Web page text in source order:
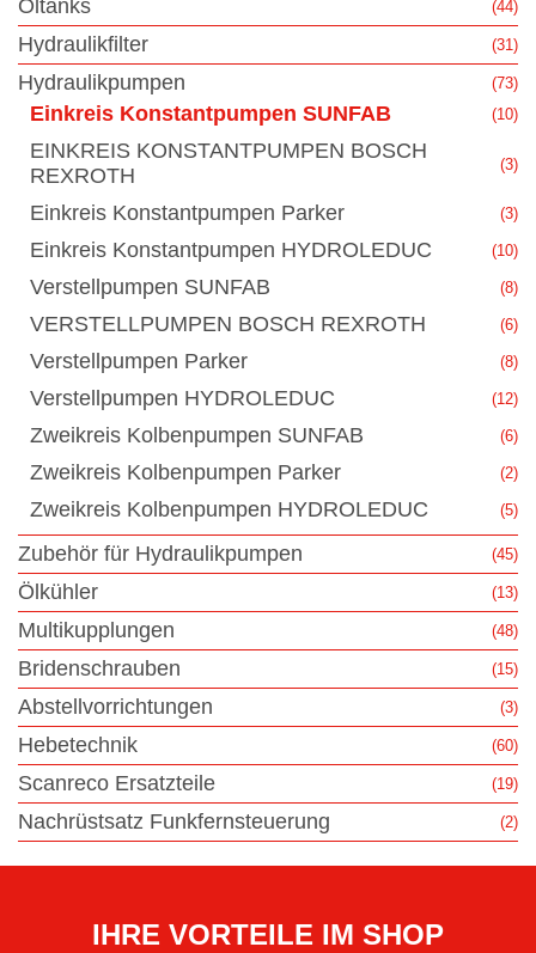
Öltanks (44)
Hydraulikfilter (31)
Hydraulikpumpen (73)
Einkreis Konstantpumpen SUNFAB (10)
EINKREIS KONSTANTPUMPEN BOSCH
REXROTH
(3)
Einkreis Konstantpumpen Parker (3)
Einkreis Konstantpumpen HYDROLEDUC (10)
Verstellpumpen SUNFAB (8)
VERSTELLPUMPEN BOSCH REXROTH (6)
Verstellpumpen Parker (8)
Verstellpumpen HYDROLEDUC (12)
Zweikreis Kolbenpumpen SUNFAB (6)
Zweikreis Kolbenpumpen Parker (2)
Zweikreis Kolbenpumpen HYDROLEDUC (5)
Zubehör für Hydraulikpumpen (45)
Ölkühler (13)
Multikupplungen (48)
Bridenschrauben (15)
Abstellvorrichtungen (3)
Hebetechnik (60)
Scanreco Ersatzteile (19)
Nachrüstsatz Funkfernsteuerung (2)
IHRE VORTEILE IM SHOP